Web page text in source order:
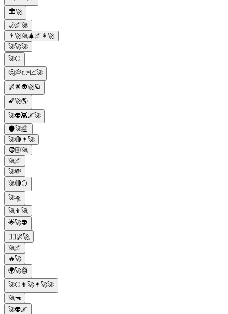
🏛️🚀
🌙🌌🚀
👨‍🚀🚀🎄🌌👩‍🚀
🚀🚀🚀
🚀🌕
🤔💭👉📈🚀
🌌🌟👽🚀🪐
🌠🚀🌎
🚀👽👾🌌🚀
🌑🚀🤖
🚀🔴👨‍🚀
🧔🏼🚀
🚀🌌
🚀💸
🚀🔴🌕
🚀🛸
🚀👨‍🚀
🌟🚀👽
🏃‍♂️🌌🚀
🚀🌌
🔥🚀
🌍🚀🤖
🚀🌕👨‍🚀👩‍🚀🚀
🚀🔫
🚀👽🌌